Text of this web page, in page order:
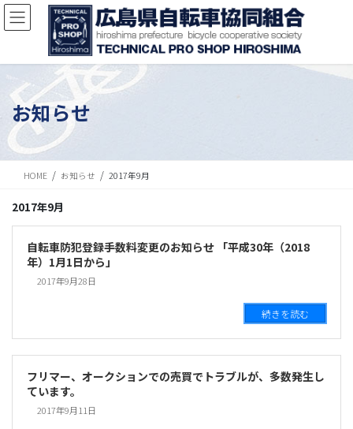
お知らせ
HOME お知らせ 2017年9月
2017年9月
自転車防犯登録手数料変更のお知らせ 「平成30年（2018
年）1月1日から」
2017年9月28日
続きを読む
フリマー、オークションでの売買でトラブルが、多数発生し
ています。
2017年9月11日